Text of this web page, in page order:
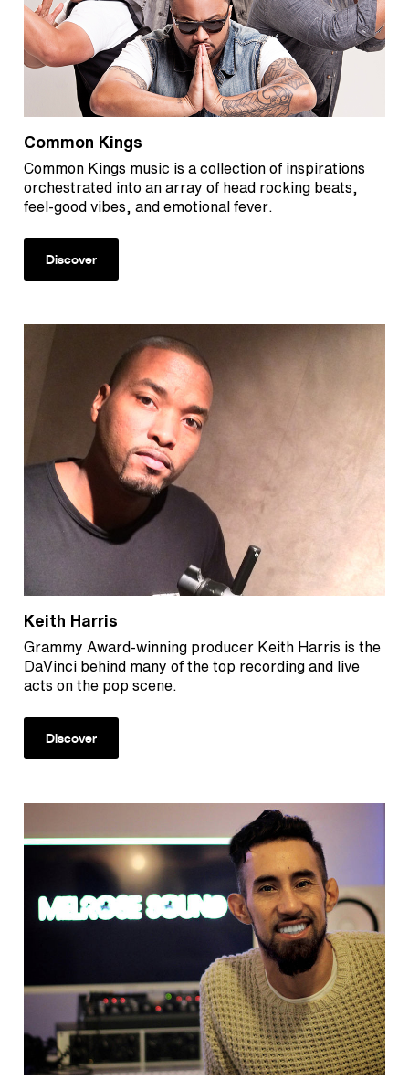
Common Kings
Common Kings music is a collection of inspirations
orchestrated into an array of head rocking beats,
feel-good vibes, and emotional fever.
Discover
Keith Harris
Grammy Award-winning producer Keith Harris is the
DaVinci behind many of the top recording and live
acts on the pop scene.
Discover